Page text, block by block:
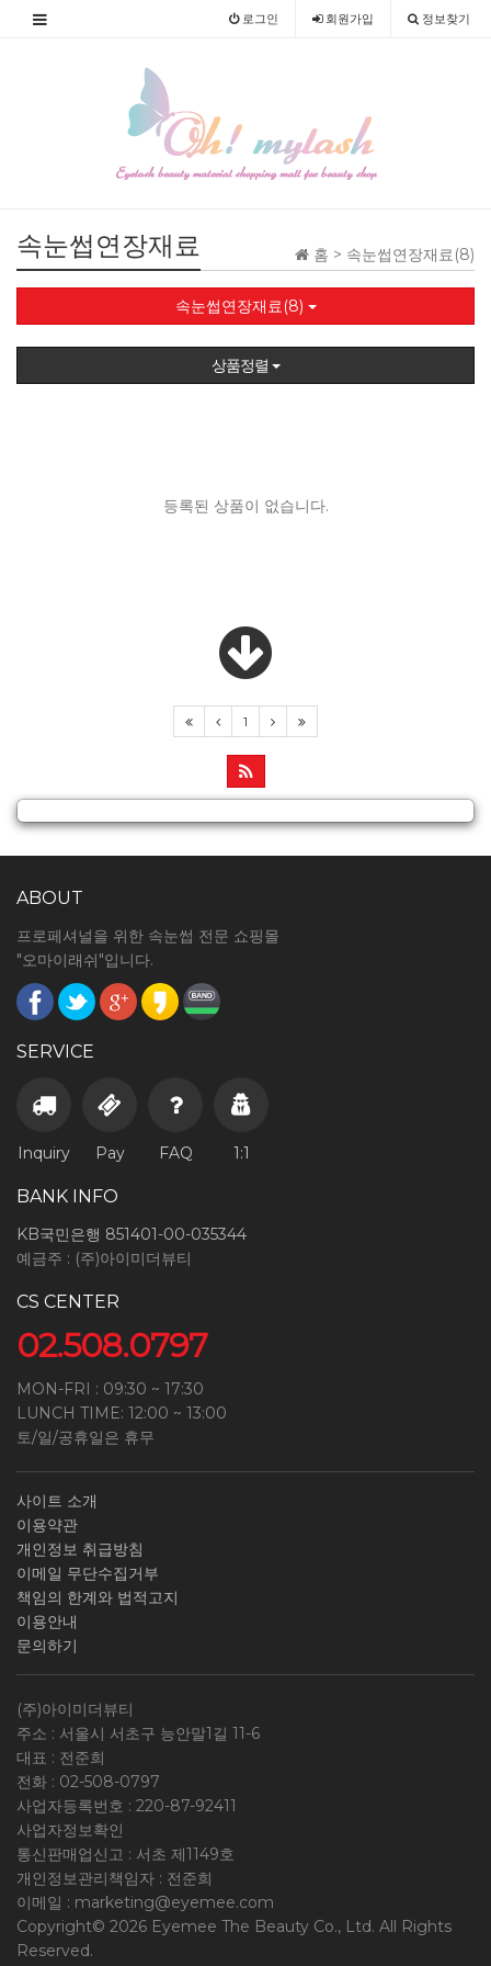
로그인 회원가입 정보찾기
홈 > 속눈썹연장재료(8)
속눈썹연장재료
속눈썹연장재료(8)
상품정렬
등록된 상품이 없습니다.
1
ABOUT
프로페셔널을 위한 속눈썹 전문 쇼핑몰
"오마이래쉬"입니다.
SERVICE
Inquiry Pay FAQ 1:1
BANK INFO
KB국민은행 851401-00-035344
예금주 : (주)아이미더뷰티
CS CENTER
02.508.0797
MON-FRI : 09:30 ~ 17:30
LUNCH TIME: 12:00 ~ 13:00
토/일/공휴일은 휴무
사이트 소개
이용약관
개인정보 취급방침
이메일 무단수집거부
책임의 한계와 법적고지
이용안내
문의하기
(주)아이미더뷰티
주소 : 서울시 서초구 능안말1길 11-6
대표 : 전준희
전화 : 02-508-0797
사업자등록번호 : 220-87-92411
사업자정보확인
통신판매업신고 : 서초 제1149호
개인정보관리책임자 : 전준희
이메일 : marketing@eyemee.com
Copyright© 2026 Eyemee The Beauty Co., Ltd. All Rights
Reserved.